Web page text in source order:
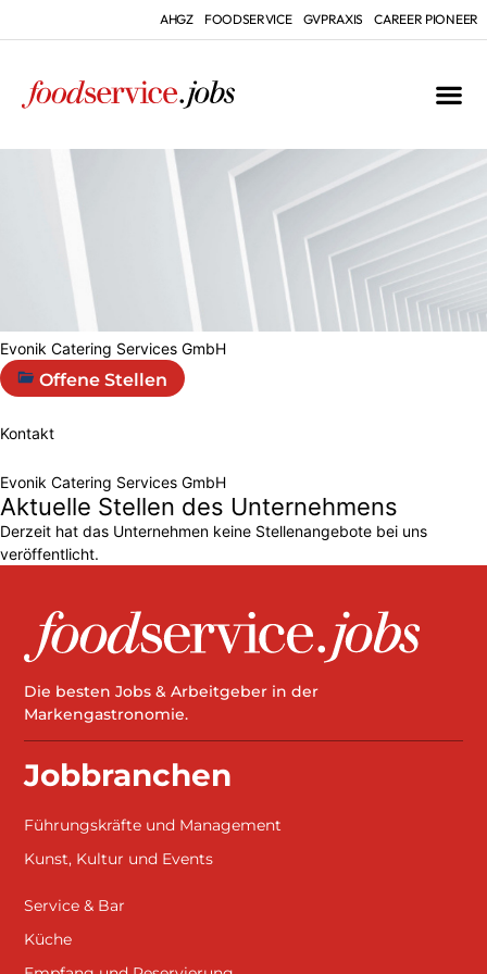
AHGZ FOODSERVICE GVPRAXIS CAREER PIONEER
Evonik Catering Services GmbH
Offene Stellen
Kontakt
Evonik Catering Services GmbH
Aktuelle Stellen des Unternehmens
Derzeit hat das Unternehmen keine Stellenangebote bei uns
veröffentlicht.
Die besten Jobs & Arbeitgeber in der
Markengastronomie.
Jobbranchen
Führungskräfte und Management
Kunst, Kultur und Events
Service & Bar
Küche